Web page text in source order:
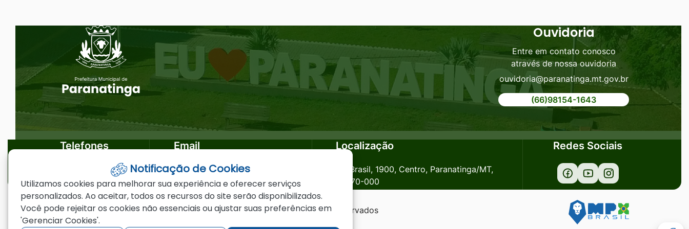
para
rodapé
[alt+4]
Seção do Rodapé e Ouvidoria/
Ouvidoria
Entre em contato conosco
através de nossa ouvidoria
ouvidoria@paranatinga.mt.gov.br
(66)98154-1643
Telefones
(66)3573-4200
Email
ouvidoria@paranatinga.mt.gov.br
Localização
Av. Brasil, 1900, Centro, Paranatinga/MT,
78870-000
Redes Sociais
Acessar
a
Rede
Social
Acessar
a
Rede
Social
Acessar
a
Rede
Social
©2026 - Prefeitura Municipal de Paranatinga - MT - Todos os direitos reservados
Notificação de Cookies
Utilizamos cookies para melhorar sua experiência e oferecer serviços
personalizados. Ao aceitar, todos os recursos do site serão disponibilizados.
Você pode rejeitar os cookies não essenciais ou ajustar suas preferências em
'Gerenciar Cookies'.